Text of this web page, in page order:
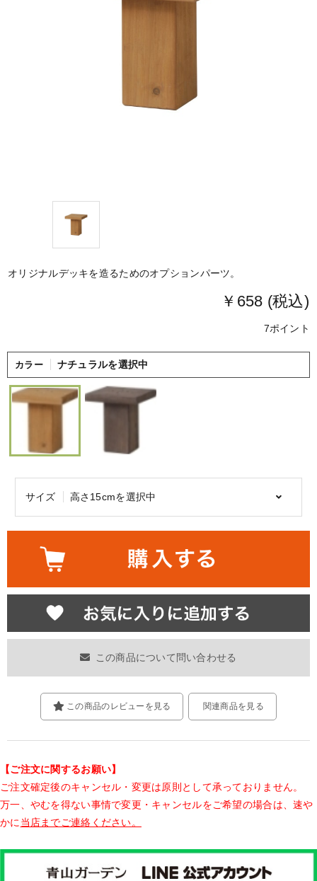
オリジナルデッキを造るためのオプションパーツ。
￥658 (税込)
7ポイント
カラー ナチュラルを選択中
サイズ 高さ15cmを選択中
この商品について問い合わせる
関連商品を見る
この商品のレビューを見る
【ご注文に関するお願い】
ご注文確定後のキャンセル・変更は原則として承っておりません。
万一、やむを得ない事情で変更・キャンセルをご希望の場合は、速や
かに 当店までご連絡ください。